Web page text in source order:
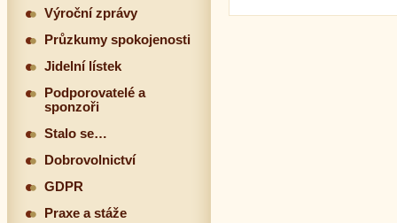
Výroční zprávy
Průzkumy spokojenosti
Jidelní lístek
Podporovatelé a
sponzoři
Stalo se…
Dobrovolnictví
GDPR
Praxe a stáže